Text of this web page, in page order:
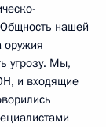
нашей
оружия
угрозу. Мы,
и входящие